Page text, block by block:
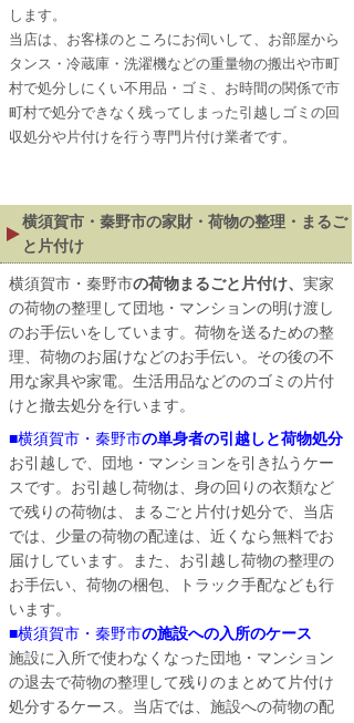
します。
当店は、お客様のところにお伺いして、お部屋から
タンス・冷蔵庫・洗濯機などの重量物の搬出や市町
村で処分しにくい不用品・ゴミ、お時間の関係で市
町村で処分できなく残ってしまった引越しゴミの回
収処分や片付けを行う専門片付け業者です。
横須賀市・秦野市の家財・荷物の整理・まるご
と片付け
横須賀市・秦野市の荷物まるごと片付け、 実家
の荷物の整理して団地・マンションの明け渡し
のお手伝いをしています。荷物を送るための整
理、荷物のお届けなどのお手伝い。その後の不
用な家具や家電。生活用品などののゴミの片付
けと撤去処分を行います。
■横須賀市・秦野市の単身者の引越しと荷物処分
お引越しで、団地・マンションを引き払うケー
スです。お引越し荷物は、身の回りの衣類など
で残りの荷物は、まるごと片付け処分で、当店
では、少量の荷物の配達は、近くなら無料でお
届けしています。また、お引越し荷物の整理の
お手伝い、荷物の梱包、トラック手配なども行
います。
■横須賀市・秦野市の施設への入所のケース
施設に入所で使わなくなった団地・マンション
の退去で荷物の整理して残りのまとめて片付け
処分するケース。当店では、施設への荷物の配